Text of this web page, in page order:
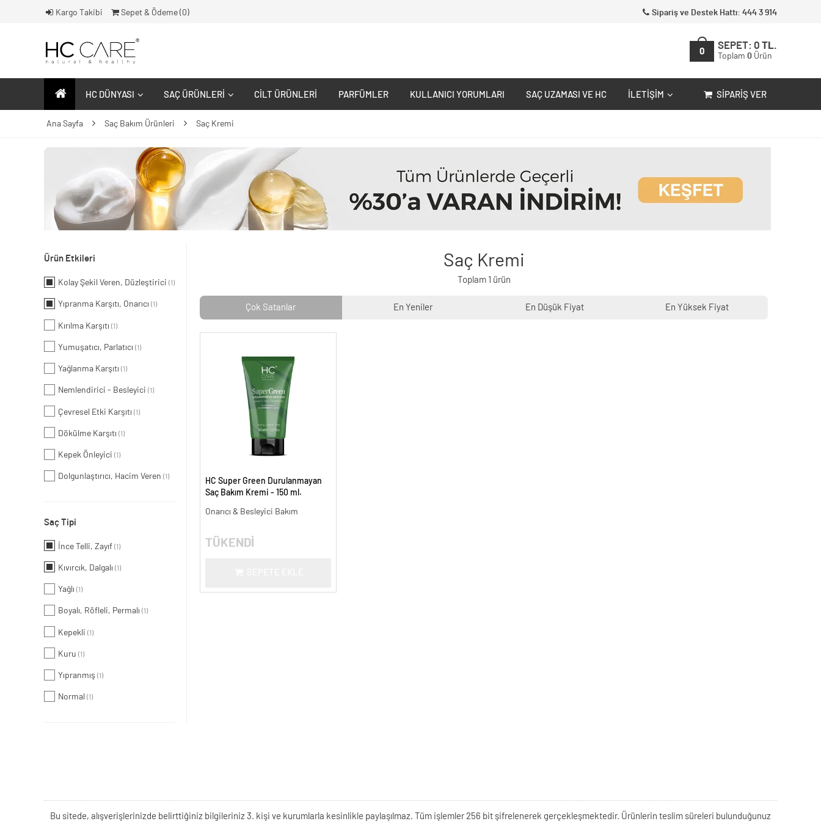
Kargo Takibi Sepet & Ödeme ( 0) Sipariş ve Destek Hattı: 444 3 914
0
SEPET: 0 TL.
Toplam 0 Ürün
HC DÜNYASI SAÇ ÜRÜNLERI CILT ÜRÜNLERI PARFÜMLER KULLANICI YORUMLARI SAÇ UZAMASI VE HC İLETIŞIM SIPARIŞ VER
Ana Sayfa Saç Bakım Ürünleri Saç Kremi
Ürün Etkileri
Kolay Şekil Veren, Düzleştirici (1)
Yıpranma Karşıtı, Onarıcı (1)
Kırılma Karşıtı (1)
Yumuşatıcı, Parlatıcı (1)
Yağlanma Karşıtı (1)
Nemlendirici - Besleyici (1)
Çevresel Etki Karşıtı (1)
Dökülme Karşıtı (1)
Kepek Önleyici (1)
Dolgunlaştırıcı, Hacim Veren (1)
Saç Tipi
İnce Telli, Zayıf (1)
Kıvırcık, Dalgalı (1)
Yağlı (1)
Boyalı, Röfleli, Permalı (1)
Kepekli (1)
Kuru (1)
Yıpranmış (1)
Normal (1)
Saç Kremi
Toplam 1 ürün
Çok Satanlar En Yeniler En Düşük Fiyat En Yüksek Fiyat
HC Super Green Durulanmayan
Saç Bakım Kremi - 150 ml.
Onarıcı & Besleyici Bakım
TÜKENDİ
Bu sitede, alışverişlerinizde belirttiğiniz bilgileriniz 3. kişi ve kurumlarla kesinlikle paylaşılmaz. Tüm işlemler 256 bit şifrelenerek gerçekleşmektedir. Ürünlerin teslim süreleri bulunduğunuz